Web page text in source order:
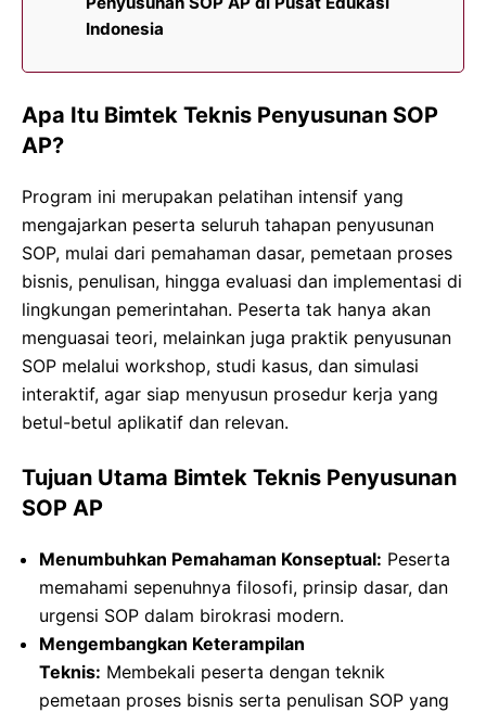
Indonesia
Apa Itu Bimtek Teknis Penyusunan SOP
AP?
Program ini merupakan pelatihan intensif yang
mengajarkan peserta seluruh tahapan penyusunan
SOP, mulai dari pemahaman dasar, pemetaan proses
bisnis, penulisan, hingga evaluasi dan implementasi di
lingkungan pemerintahan. Peserta tak hanya akan
menguasai teori, melainkan juga praktik penyusunan
SOP melalui workshop, studi kasus, dan simulasi
interaktif, agar siap menyusun prosedur kerja yang
betul-betul aplikatif dan relevan.
Tujuan Utama Bimtek Teknis Penyusunan
SOP AP
Menumbuhkan Pemahaman Konseptual: Peserta
memahami sepenuhnya filosofi, prinsip dasar, dan
urgensi SOP dalam birokrasi modern.
Mengembangkan Keterampilan
Teknis: Membekali peserta dengan teknik
pemetaan proses bisnis serta penulisan SOP yang